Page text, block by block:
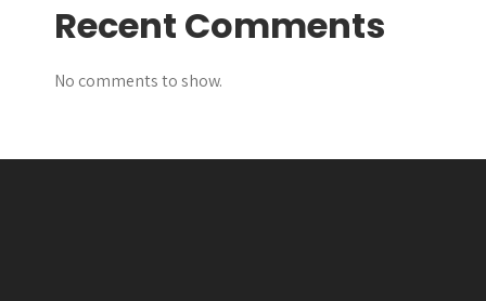
Recent Comments
No comments to show.